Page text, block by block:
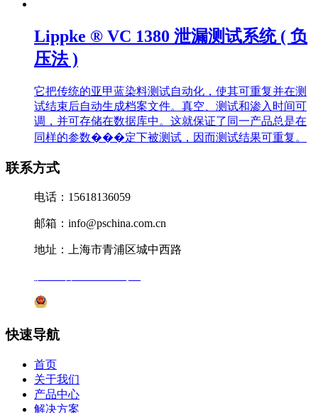
Lippke ® VC 1380 泄漏测试系统 ( 负
压法 )
它把传统的亚甲蓝染料测试自动化，使其可重复并在测
试结束后自动生成档案文件。真空、测试和渗入时间可
调，并可存储在数据库中。这就保证了同一产品总是在
同样的参数���定下被测试，因而测试结果可重复。
联系方式
电话：15618136059
邮箱：info@pschina.com.cn
地址：上海市青浦区城中西路
快速导航
首页
关于我们
产品中心
解决方案